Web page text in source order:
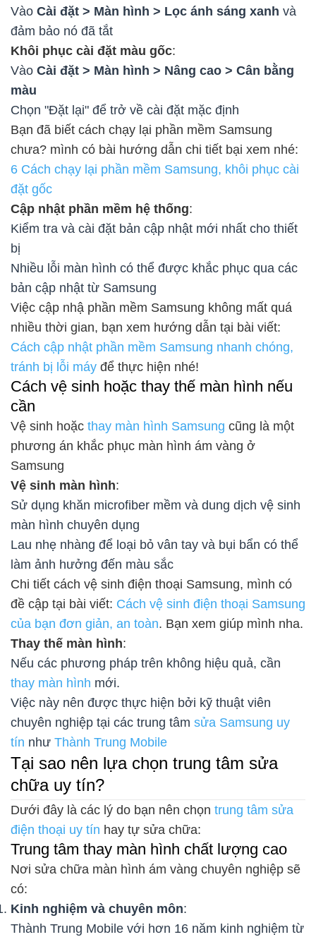
Vào Cài đặt > Màn hình > Lọc ánh sáng xanh và
đảm bảo nó đã tắt
Khôi phục cài đặt màu gốc:
Vào Cài đặt > Màn hình > Nâng cao > Cân bằng
màu
Chọn "Đặt lại" để trở về cài đặt mặc định
Bạn đã biết cách chạy lại phần mềm Samsung
chưa? mình có bài hướng dẫn chi tiết bại xem nhé:
6 Cách chạy lại phần mềm Samsung, khôi phục cài
đặt gốc
Cập nhật phần mềm hệ thống:
Kiểm tra và cài đặt bản cập nhật mới nhất cho thiết
bị
Nhiều lỗi màn hình có thể được khắc phục qua các
bản cập nhật từ Samsung
Việc cập nhậ phần mềm Samsung không mất quá
nhiều thời gian, bạn xem hướng dẫn tại bài viết:
Cách cập nhật phần mềm Samsung nhanh chóng,
tránh bị lỗi máy để thực hiện nhé!
Cách vệ sinh hoặc thay thế màn hình nếu
cần
Vệ sinh hoặc thay màn hình Samsung cũng là một
phương án khắc phục màn hình ám vàng ở
Samsung
Vệ sinh màn hình:
Sử dụng khăn microfiber mềm và dung dịch vệ sinh
màn hình chuyên dụng
Lau nhẹ nhàng để loại bỏ vân tay và bụi bẩn có thể
làm ảnh hưởng đến màu sắc
Chi tiết cách vệ sinh điện thoại Samsung, mình có
đề cập tại bài viết: Cách vệ sinh điện thoại Samsung
của bạn đơn giản, an toàn. Bạn xem giúp mình nha.
Thay thế màn hình:
Nếu các phương pháp trên không hiệu quả, cần
thay màn hình mới.
Việc này nên được thực hiện bởi kỹ thuật viên
chuyên nghiệp tại các trung tâm sửa Samsung uy
tín như Thành Trung Mobile
Tại sao nên lựa chọn trung tâm sửa
chữa uy tín?
Dưới đây là các lý do bạn nên chọn trung tâm sửa
điện thoại uy tín hay tự sửa chữa:
Trung tâm thay màn hình chất lượng cao
Nơi sửa chữa màn hình ám vàng chuyên nghiệp sẽ
có:
Kinh nghiệm và chuyên môn:
Thành Trung Mobile với hơn 16 năm kinh nghiệm từ